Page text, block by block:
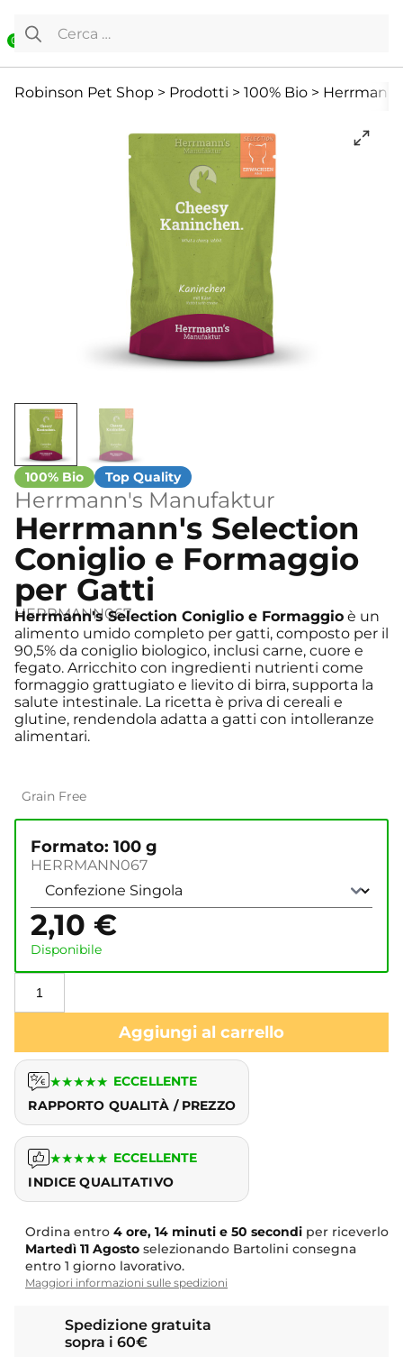
0
Ricerca per:
Robinson Pet Shop > Prodotti > 100% Bio >
Herrmann's Manufaktur
Herrmann's Selection
Coniglio e Formaggio
per Gatti
HERRMANN067
Herrmann's Selection Coniglio e Formaggio è un
alimento umido completo per gatti, composto per il
90,5% da coniglio biologico, inclusi carne, cuore e
fegato. Arricchito con ingredienti nutrienti come
formaggio grattugiato e lievito di birra, supporta la
salute intestinale. La ricetta è priva di cereali e
glutine, rendendola adatta a gatti con intolleranze
alimentari.
Grain Free
Formato: 100 g
HERRMANN067
2,10 €
Disponibile
Aggiungi al carrello
★★★★★ ECCELLENTE
RAPPORTO QUALITÀ / PREZZO
★★★★★ ECCELLENTE
INDICE QUALITATIVO
Ordina entro 4 ore, 14 minuti e 49 secondi per
riceverloMartedì 11 Agostoselezionando Bartolini
consegna entro 1 giorno lavorativo.
Maggiori informazioni sulle spedizioni
Spedizione gratuita
sopra i 60€